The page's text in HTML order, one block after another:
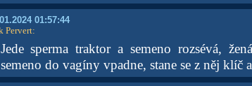
01:57:44
Pervert:
Jede sperma traktor a semeno rozsévá,
semeno do vagíny vpadne, stane se z něj klíč